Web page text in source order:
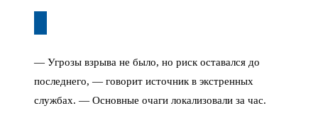
— Угрозы взрыва не было, но риск оставался до
последнего, — говорит источник в экстренных
службах. — Основные очаги локализовали за час.